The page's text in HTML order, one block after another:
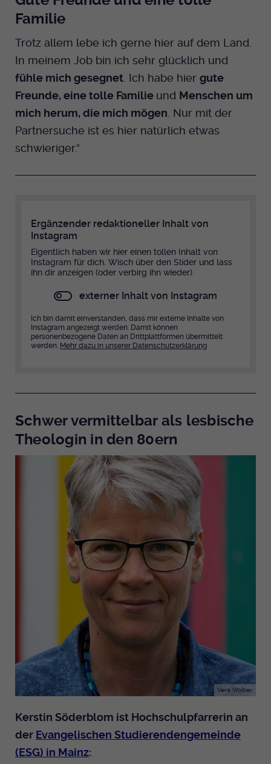
Familie
Trotz allem lebe ich gerne hier auf dem Land.
In meinem Job bin ich sehr glücklich und
fühle mich gesegnet . Ich habe hier gute
Freunde, eine tolle Familie und Menschen um
mich herum, die mich mögen . Nur mit der
Partnersuche ist es hier natürlich etwas
schwieriger.“
Ergänzender redaktioneller Inhalt von
Instagram
Eigentlich haben wir hier einen tollen Inhalt von
Instagram für dich. Wisch über den Slider und lass
ihn dir anzeigen (oder verbirg ihn wieder).
externer Inhalt von Instagram
Ich bin damit einverstanden, dass mir externe Inhalte von
Instagram angezeigt werden. Damit können
personenbezogene Daten an Drittplattformen übermittelt
werden. Mehr dazu in unserer Datenschutzerklärung
Schwer vermittelbar als lesbische
Theologin in den 80ern
Vera Wolber
Kerstin Söderblom ist Hochschulpfarrerin an
der Evangelischen Studierendengemeinde
(ESG) in Mainz: